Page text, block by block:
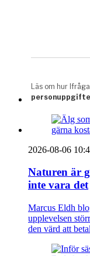
2026-08-06
Naturen är
inte vara det
Marcus Eldh
upplevelsen
den värd att